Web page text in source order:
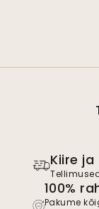
Kiire
100%
Pakume